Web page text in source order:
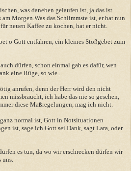
was daneben gelaufen ist, ja das ist
Morgen.Was das Schlimmste ist, er hat nun
neuen Kaffee zu kochen, hat er nicht.
o Gott entfahren, ein kleines Stoßgebet zum
dürfen, schon einmal gab es dafür, wen
eine Rüge, so wie...
anrufen, denn der Herr wird den nicht
missbraucht, ich habe das nie so gesehen,
diese Maßregelungen, mag ich nicht.
normal ist, Gott in Notsituationen
ist, sage ich Gott sei Dank, sagt Lara, oder
es tun, da wo wir erschrecken dürfen wir
uns.